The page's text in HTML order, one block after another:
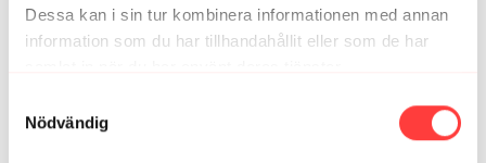
Dessa kan i sin tur kombinera informationen med annan
information som du har tillhandahållit eller som de har
Nödvändig